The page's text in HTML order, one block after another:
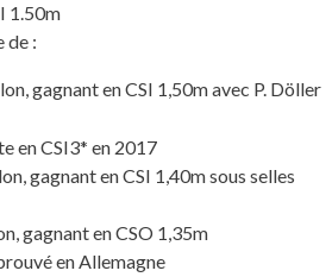
1.50m
de :
gagnant en CSI 1,50m avec P. Döller
en CSI3* en 2017
gagnant en CSI 1,40m sous selles
gagnant en CSO 1,35m
en Allemagne